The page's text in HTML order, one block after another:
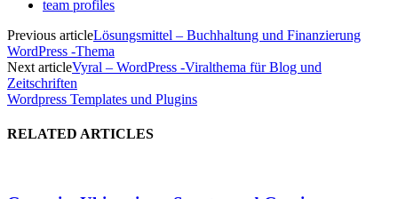
team profiles
Previous articleLösungsmittel – Buchhaltung und Finanzierung
WordPress -Thema
Next articleVyral – WordPress -Viralthema für Blog und
Zeitschriften
Wordpress Templates und Plugins
RELATED ARTICLES